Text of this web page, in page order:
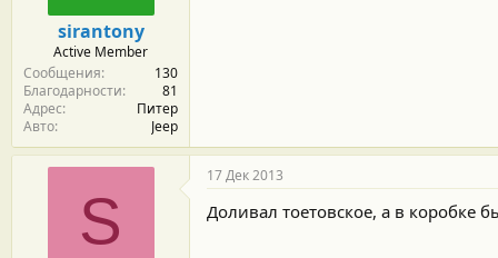
sirantony
Active Member
Сообщения
130
Благодарности
81
Адрес
Питер
Авто
Jeep
S
17 Дек 2013
Доливал тоетовское, а в коробке